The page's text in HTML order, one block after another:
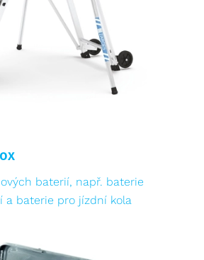
baterií, např. baterie
a baterie pro jízdní kola